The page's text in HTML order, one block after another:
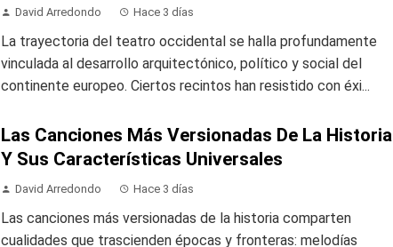
David Arredondo Hace 3 días
La trayectoria del teatro occidental se halla profundamente
vinculada al desarrollo arquitectónico, político y social del
continente europeo. Ciertos recintos han resistido con éxi...
Las Canciones Más Versionadas De La Historia
Y Sus Características Universales
David Arredondo Hace 3 días
Las canciones más versionadas de la historia comparten
cualidades que trascienden épocas y fronteras: melodías